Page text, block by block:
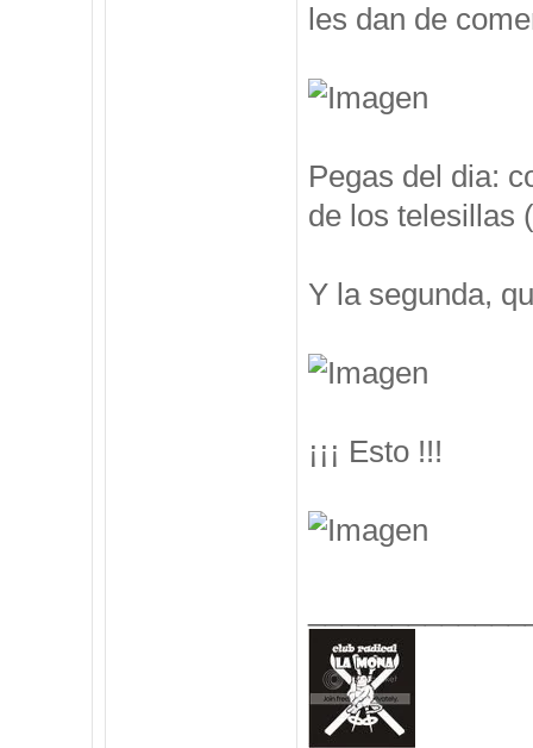
les dan de
Pegas del dia:
de los telesillas
Y la segunda,
¡¡¡ Esto !!!